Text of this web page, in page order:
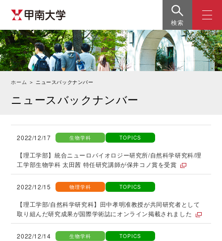
検索
ホーム ＞ニュースバックナンバー
ニュースバックナンバー
2022/12/17 生物学科 TOPICS
【理工学部】統合ニューロバイオロジー研究所/自然科学研究科/理
工学部生物学科 太田茜 特任研究講師が保井コノ賞を受賞
2022/12/15 物理学科 TOPICS
【理工学部/自然科学研究科】田中孝明准教授が共同研究者として
取り組んだ研究成果が国際学術誌にオンライン掲載されました
2022/12/14 生物学科 TOPICS